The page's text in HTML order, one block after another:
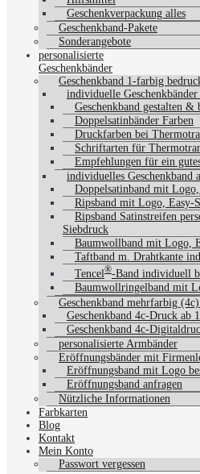
Geschenkverpackung alles
Geschenkband-Pakete
Sonderangebote
personalisierte
Geschenkbänder
Geschenkband 1-farbig
individuelle
Geschenkband gestalten &
Doppelsatinbänder Farben
Druckfarben bei
Schriftarten für
Empfehlungen für ein
individuelles Geschenkband
Doppelsatinband mit
Ripsband mit Logo, Easy-
Ripsband Satinstreifen
Siebdruck
Baumwollband mit Logo,
Taftband m. Drahtkante
Tencel®-Band individuell
Baumwollringelband mit
Geschenkband mehrfarbig
Geschenkband 4c-Druck ab
Geschenkband 4c-
personalisierte Armbänder
Eröffnungsbänder mit
Eröffnungsband mit Logo
Eröffnungsband anfragen
Nützliche Informationen
Farbkarten
Blog
Kontakt
Mein Konto
Passwort vergessen